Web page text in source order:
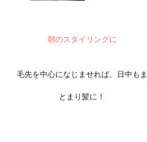
朝のスタイリングに
毛先を中心になじませれば、日中もま
とまり髪に！